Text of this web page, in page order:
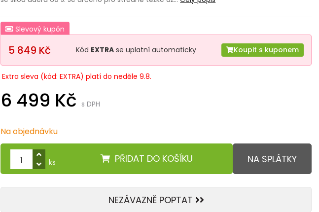
Slevový kupón
5 849 Kč Kód EXTRA se uplatní automaticky Koupit s kuponem
Extra sleva (kód: EXTRA) platí do neděle 9.8.
6 499 Kč s DPH
Na objednávku
PŘIDAT DO KOŠÍKU
ks NA SPLÁTKY
NEZÁVAZNĚ POPTAT